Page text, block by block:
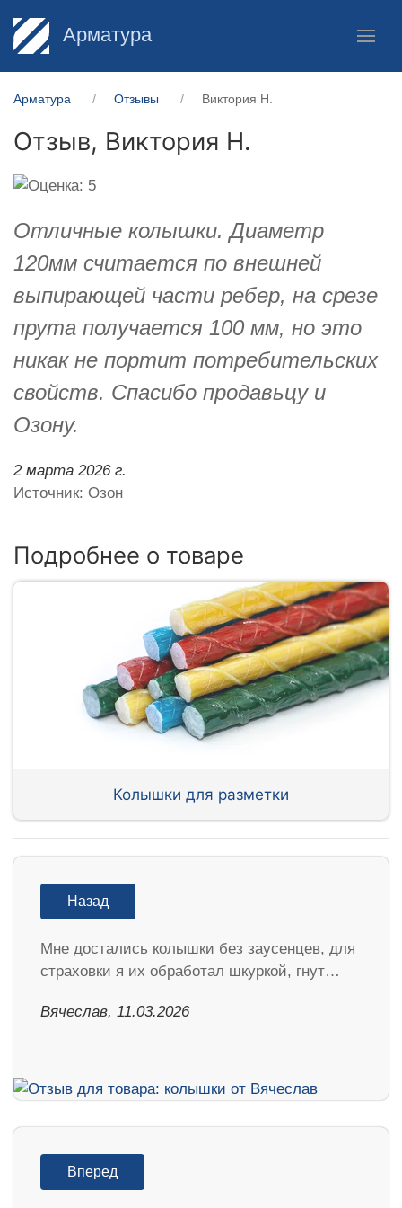
Арматура
Арматура Отзывы Виктория Н.
Отзыв, Виктория Н.
Отличные колышки. Диаметр
120мм считается по внешней
выпирающей части ребер, на срезе
прута получается 100 мм, но это
никак не портит потребительских
свойств. Спасибо продавьцу и
Озону.
2 марта 2026 г.
Источник: Озон
Подробнее о товаре
Колышки для разметки
Назад
Мне достались колышки без заусенцев, для
страховки я их обработал шкуркой, гнут…
Вячеслав, 11.03.2026
Вперед